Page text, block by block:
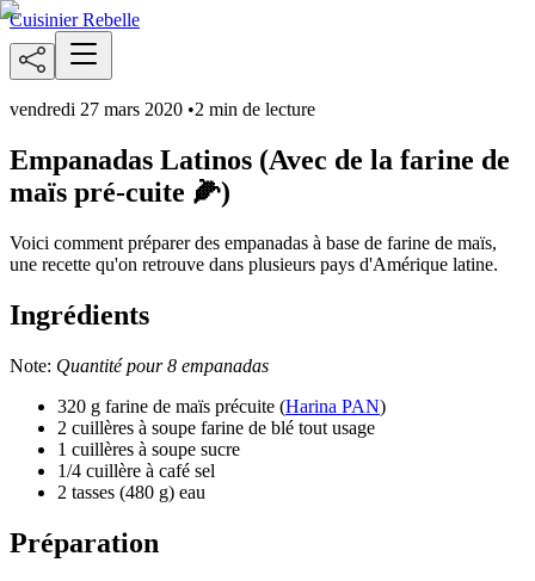
Cuisinier Rebelle
vendredi 27 mars 2020 •2 min de lecture
Empanadas Latinos (Avec de la farine de
maïs pré-cuite 🌽)
Voici comment préparer des empanadas à base de farine de maïs,
une recette qu'on retrouve dans plusieurs pays d'Amérique latine.
Ingrédients
Note: Quantité pour 8 empanadas
320 g farine de maïs précuite (Harina PAN)
2 cuillères à soupe farine de blé tout usage
1 cuillères à soupe sucre
1/4 cuillère à café sel
2 tasses (480 g) eau
Préparation